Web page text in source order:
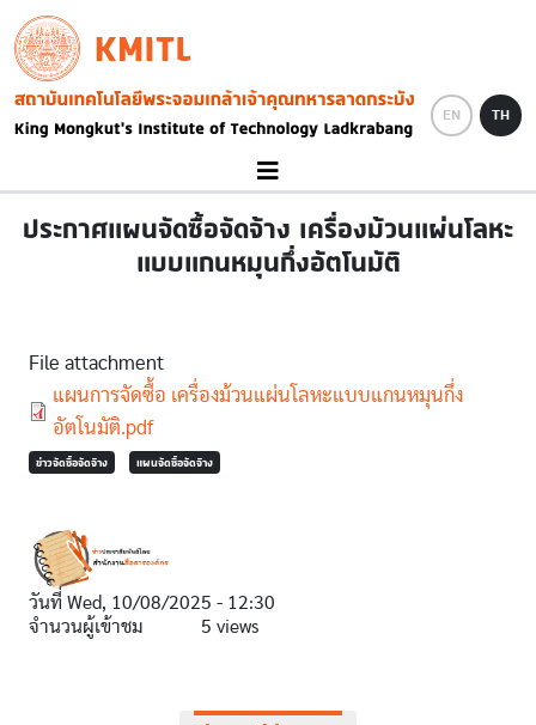
Skip to main content
KMITL
Image
EN TH
ประกาศแผนจัดซื้อจัดจ้าง เครื่องม้วนแผ่นโลหะ
แบบแกนหมุนกึ่งอัตโนมัติ
File attachment
Document
แผนการจัดซื้อ เครื่องม้วนแผ่นโลหะแบบแกนหมุนกึ่ง
อัตโนมัติ.pdf
ข่าวจัดซื้อจัดจ้าง แผนจัดซื้อจัดจ้าง
วันที่ Wed, 10/08/2025 - 12:30
จำนวนผู้เข้าชม
5 views